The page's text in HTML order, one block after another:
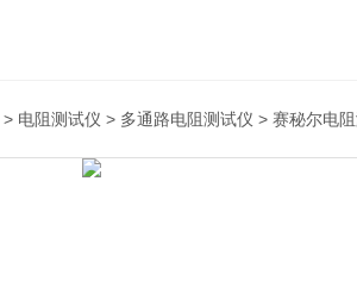
> 电阻测试仪 > 多通路电阻测试仪 > 赛秘尔电